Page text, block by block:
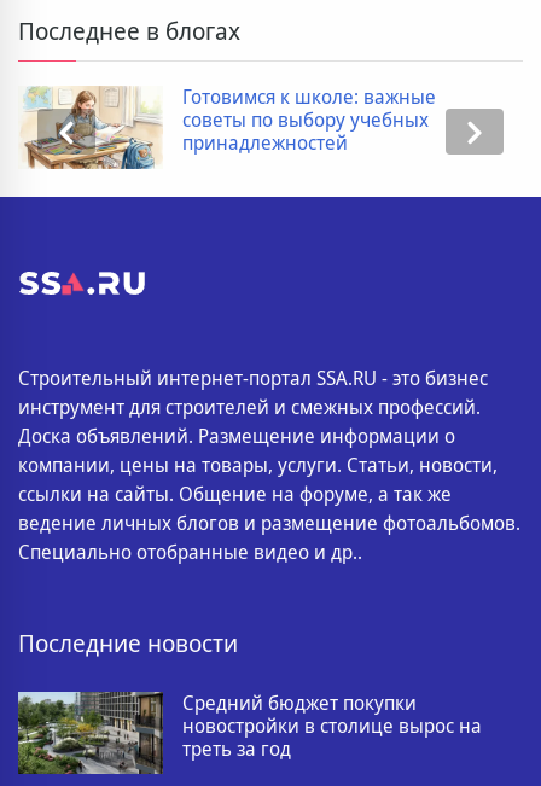
Последнее в блогах
Готовимся к школе: важные
советы по выбору учебных
принадлежностей
Строительный интернет-портал SSA.RU - это бизнес
инструмент для строителей и смежных профессий.
Доска объявлений. Размещение информации о
компании, цены на товары, услуги. Статьи, новости,
ссылки на сайты. Общение на форуме, а так же
ведение личных блогов и размещение фотоальбомов.
Специально отобранные видео и др..
Последние новости
Средний бюджет покупки
новостройки в столице вырос на
треть за год